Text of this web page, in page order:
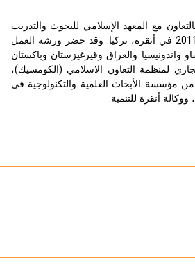
مع المعهد الإسلامي للبحوث والتدريب
التابع للبنك الإسلامي للتنمية ووزارة الأسرة والسياسات الاجتماعية لتركيا، في الفترة مابين 12 - 14 ديسمبر 2011 في أنقرة، تركيا. وقد حضر ورشة العمل
واندونيسيا والعراق وقيرغيزستان وباكستان
لمنظمة التعاون الاسلامي (الكومسيك)،
مؤسسة الأبحاث العلمية والتكنولوجية في
ووكالة أنقرة للتنمية.